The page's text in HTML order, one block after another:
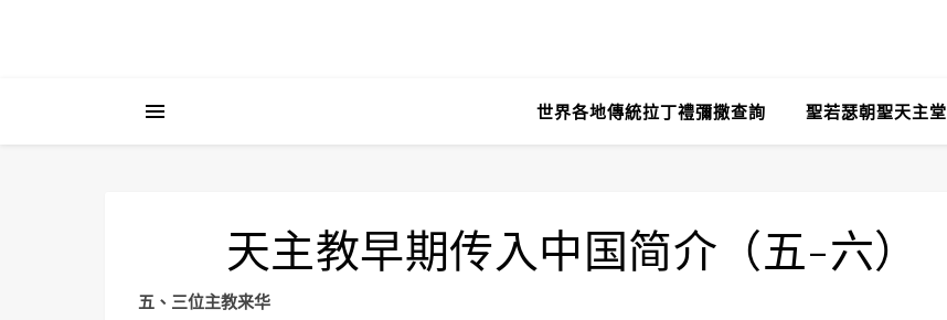
世界各地傳統拉丁禮彌撒查詢 聖若瑟朝聖天主堂
天主教早期传入中国简介（五-六）
五、三位主教来华